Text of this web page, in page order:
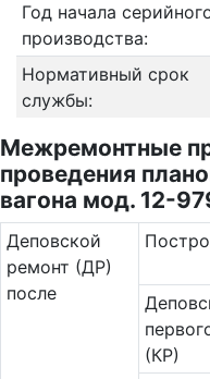
Год начала
производства:
Нормативный срок
службы:
Межремонтные
проведения
вагона мод. 12-
Де­повс­кой
ремонт (ДР)
после
(КР)